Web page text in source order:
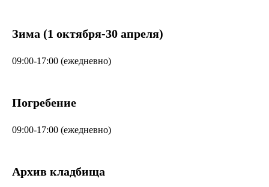
Зима (1 октября-30 апреля)
09:00-17:00 (ежедневно)
Погребение
09:00-17:00 (ежедневно)
Архив кладбища